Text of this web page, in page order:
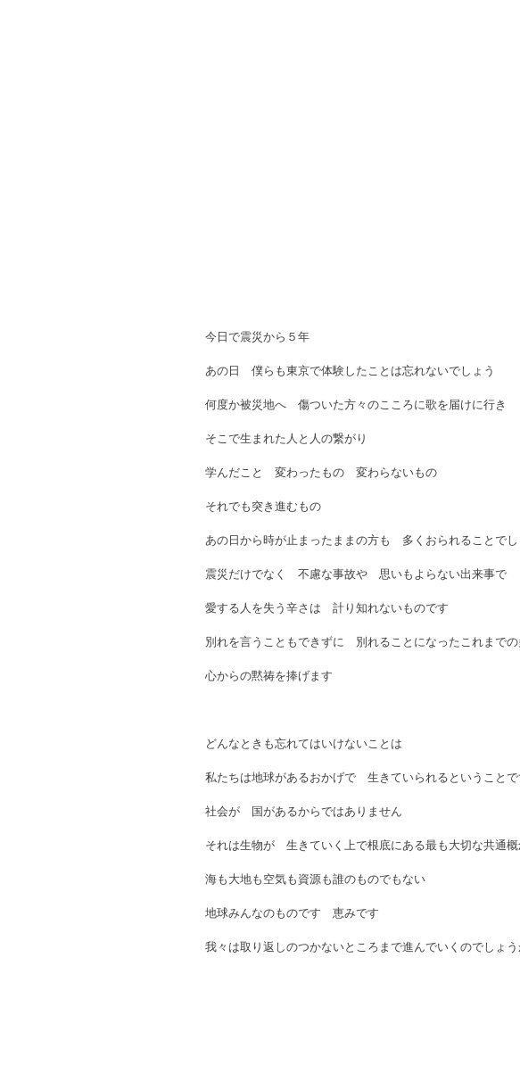
今日で震災から５年
あの日　僕らも東京で体験したことは忘れないでしょう
何度か被災地へ　傷ついた方々のこころに歌を届けに行き
そこで生まれた人と人の繋がり
学んだこと　変わったもの　変わらないもの
それでも突き進むもの
あの日から時が止まったままの方も　多くおられることでし
震災だけでなく　不慮な事故や　思いもよらない出来事で
愛する人を失う辛さは　計り知れないものです
別れを言うこともできずに　別れることになったこれまで
心からの黙祷を捧げます
どんなときも忘れてはいけないことは
私たちは地球があるおかげで　生きていられるということで
社会が　国があるからではありません
それは生物が　生きていく上で根底にある最も大切な共通
海も大地も空気も資源も誰のものでもない
地球みんなのものです　恵みです
我々は取り返しのつかないところまで進んでいくのでしょ